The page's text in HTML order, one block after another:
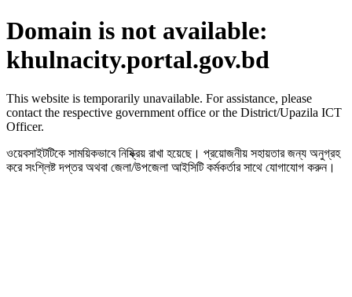
Domain is not available:
khulnacity.portal.gov.bd
This website is temporarily unavailable. For assistance, please
contact the respective government office or the District/Upazila ICT
Officer.
ওয়েবসাইটটিকে সাময়িকভাবে নিষ্ক্রিয় রাখা হয়েছে। প্রয়োজনীয় সহায়তার জন্য অনুগ্রহ
করে সংশ্লিষ্ট দপ্তর অথবা জেলা/উপজেলা আইসিটি কর্মকর্তার সাথে যোগাযোগ করুন।